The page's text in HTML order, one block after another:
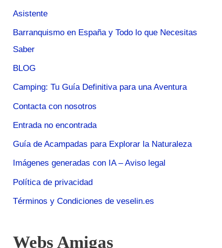
Asistente
Barranquismo en España y Todo lo que Necesitas
Saber
BLOG
Camping: Tu Guía Definitiva para una Aventura
Contacta con nosotros
Entrada no encontrada
Guía de Acampadas para Explorar la Naturaleza
Imágenes generadas con IA – Aviso legal
Política de privacidad
Términos y Condiciones de veselin.es
Webs Amigas